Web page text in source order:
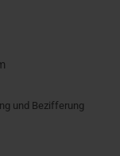
und Bezifferung